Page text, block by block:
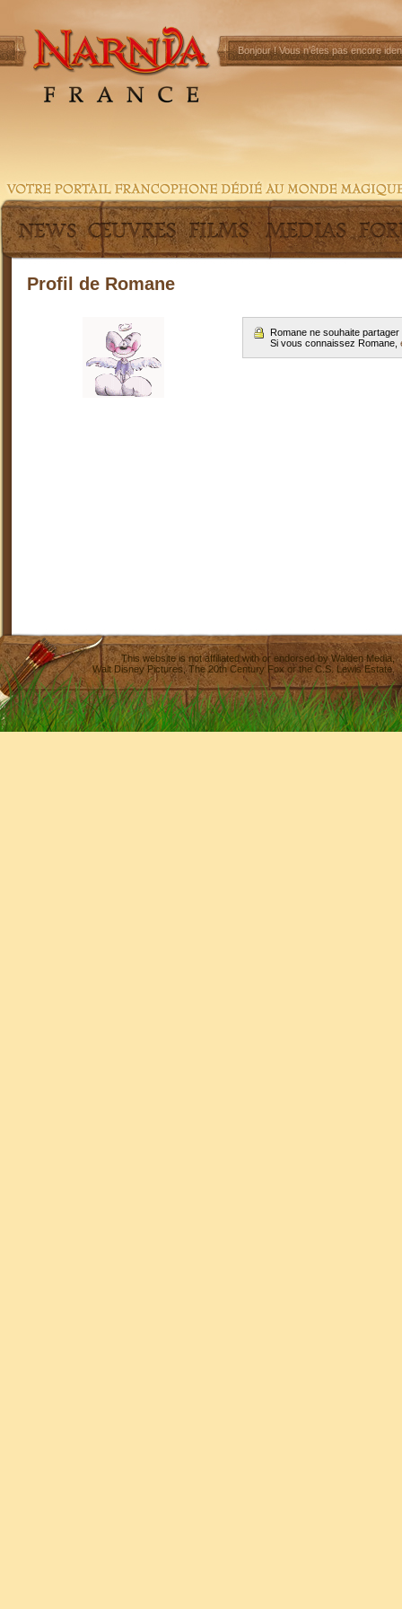
Bonjour !Vous n'êtes pas encore
Profil de Romane
Romane ne souhaite
Si vous connaissez Romane,
This website is not affiliated with or endorsed byWalden Media
Walt Disney Pictures,The 20th Century Fox or the C.S. Lewis Estate.